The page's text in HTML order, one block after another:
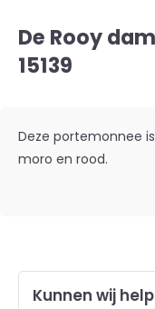
De Rooy
15139
Deze portemonnee
moro en rood.
Kunnen wij